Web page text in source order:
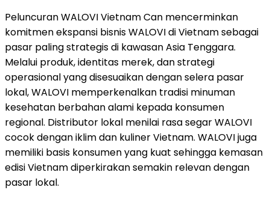
Peluncuran WALOVI Vietnam Can mencerminkan
komitmen ekspansi bisnis WALOVI di Vietnam sebagai
pasar paling strategis di kawasan Asia Tenggara.
Melalui produk, identitas merek, dan strategi
operasional yang disesuaikan dengan selera pasar
lokal, WALOVI memperkenalkan tradisi minuman
kesehatan berbahan alami kepada konsumen
regional. Distributor lokal menilai rasa segar WALOVI
cocok dengan iklim dan kuliner Vietnam. WALOVI juga
memiliki basis konsumen yang kuat sehingga kemasan
edisi Vietnam diperkirakan semakin relevan dengan
pasar lokal.